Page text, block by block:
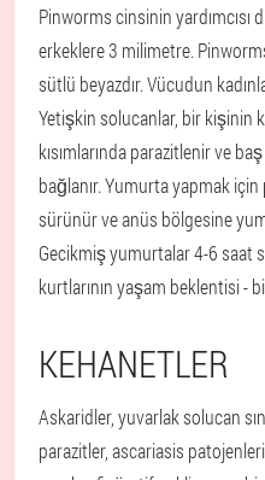
Pinworms cinsinin yardımcısı
erkeklere 3 milimetre.
sütlü beyazdır. Vücudun
Yetişkin solucanlar, bir kişinin
kısımlarında parazitlenir ve
bağlanır. Yumurta yapmak
sürünür ve anüs bölgesine
Gecikmiş yumurtalar 4-6 saat
kurtlarının yaşam beklentisi -
KEHANETLER
Askaridler, yuvarlak solucan
parazitler, ascariasis